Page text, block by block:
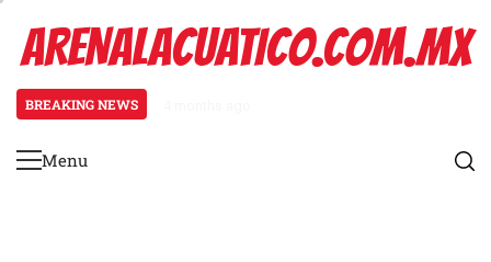
content
ARENALACUATICO.COM.MX
BREAKING NEWS
Primary
Menu